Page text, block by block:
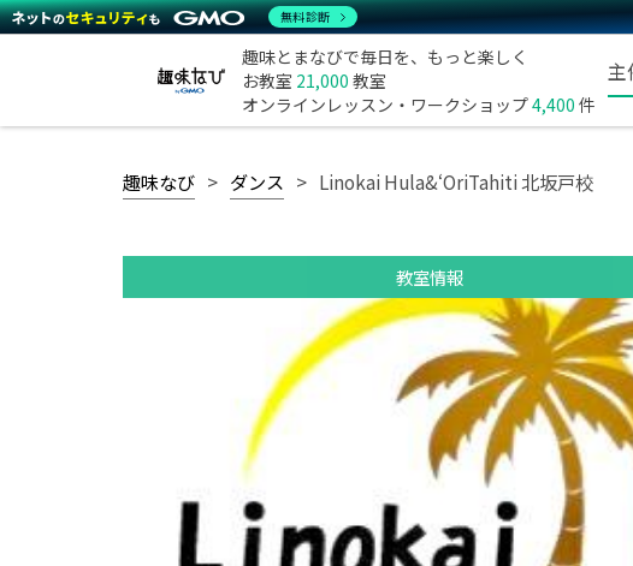
趣味とまなびで毎日を、もっと楽しく
お教室 21,000 教室
オンラインレッスン・ワークショップ4,400 件
主
趣味なび ダンス Linokai Hula&ʻOriTahiti 北坂戸校
教室情報
無料診断